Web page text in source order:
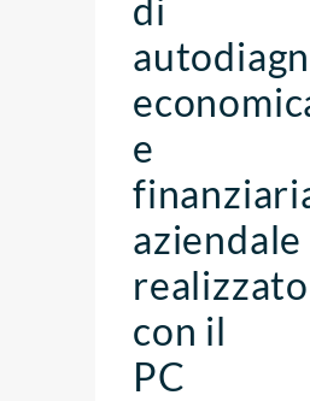
di
e
aziendale
realizzato
con il
PC